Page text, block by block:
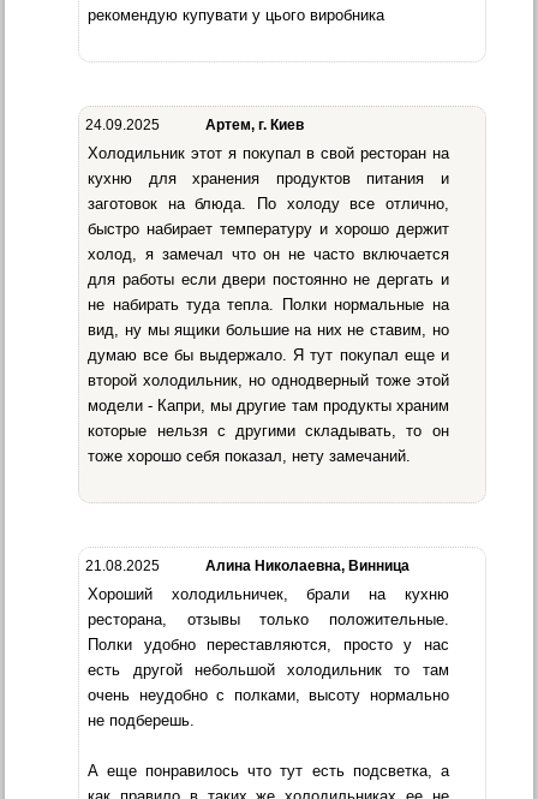
рекомендую купувати у цього виробника
24.09.2025 Артем, г. Киев
Холодильник этот я покупал в свой ресторан на
кухню для хранения продуктов питания и
заготовок на блюда. По холоду все отлично,
быстро набирает температуру и хорошо держит
холод, я замечал что он не часто включается
для работы если двери постоянно не дергать и
не набирать туда тепла. Полки нормальные на
вид, ну мы ящики большие на них не ставим, но
думаю все бы выдержало. Я тут покупал еще и
второй холодильник, но однодверный тоже этой
модели - Капри, мы другие там продукты храним
которые нельзя с другими складывать, то он
тоже хорошо себя показал, нету замечаний.
21.08.2025 Алина Николаевна, Винница
Хороший холодильничек, брали на кухню
ресторана, отзывы только положительные.
Полки удобно переставляются, просто у нас
есть другой небольшой холодильник то там
очень неудобно с полками, высоту нормально
не подберешь.
А еще понравилось что тут есть подсветка, а